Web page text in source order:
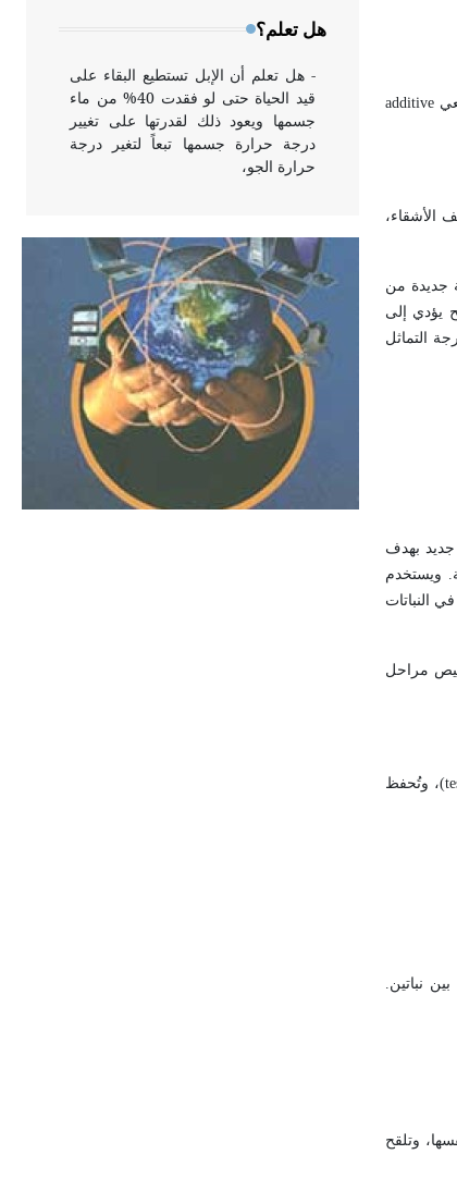
additive
الأشقاء،
جديدة من
يؤدي إلى
جديد بهدف
ويستخدم
النباتات
مراحل
)، وتُحفظ
نباتين.
وتلقح
هل تعلم؟
- هل تعلم أن الإبل تستطيع البقاء على
قيد الحياة حتى لو فقدت 40% من ماء
جسمها ويعود ذلك لقدرتها على تغيير
درجة حرارة جسمها تبعاً لتغير درجة
حرارة الجو،
- هل تعلم أن أبقراط كتب في الطب
أربعة مؤلفات هي: الحكم، الأدلة، تنظيم
التغذية، ورسالته في جروح الرأس.
ويعود له الفضل بأنه حرر الطب من
الدين والفلسفة.
- هل تعلم أن المرجان إفراز حيواني
يتكون في البحر ويتركب من مادة
كربونات الكلسيوم، وهو أحمر أو شديد
الحمرة وهو أجود أنواعه، ويمتاز بكبر
الحجم ويسمى الش